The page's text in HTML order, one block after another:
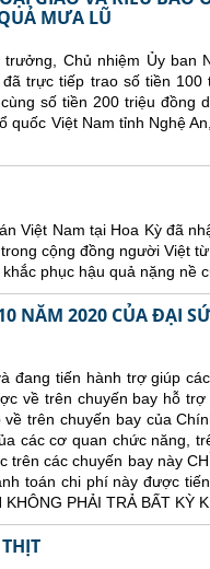
MƯA LŨ
Chủ nhiệm Ủy ban
trực tiếp trao số tiền 100
số tiền 200 triệu đồng
quốc Việt Nam tỉnh Nghệ
Việt Nam tại Hoa Kỳ đã
cộng đồng người Việt
phục hậu quả nặng nề
NĂM 2020 CỦA ĐẠI
đang tiến hành trợ giúp
về trên chuyến bay hỗ
trên chuyến bay của
các cơ quan chức năng,
trên các chuyến bay này
toán chi phí này được
PHẢI TRẢ BẤT KỲ